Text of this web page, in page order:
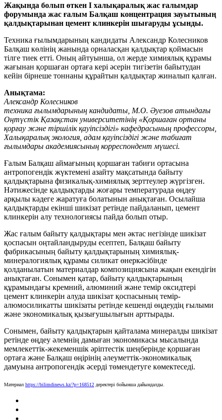
Жақында болып өткен І халықаралық жас ғалымдар
форумында жас ғалым Балқаш концентрация зауытының
қалдықтарынан цемент клинкерін шығаруды ұсынды.
Техника ғылымдарының кандидаты Александр Колесников
Балқаш көлінің жанында орналасқан қалдықтар қоймасын
тілге тиек етті. Оның айтуынша, ол жерде химиялық құрамы
жағынан қоршаған ортаға кері әсерін тигізетін байытудан
кейін бірнеше тоннаны құрайтын қалдықтар жиналып қалған.
Анықтама:
Александр Колесников
техника ғылымдарының кандидаты, М.О. Әуезов атындағы
Оңтүстік Қазақстан университетінің «Қоршаған ортаны
қорғау және тіршілік қауіпсіздігі» кафедрасының профессоры,
Халықаралық экология, адам қауіпсіздігі және табиғат
ғылымдары академиясының корреспондент мүшесі.
Ғалым Балқаш аймағының қоршаған табиғи ортасына
антропогендік жүктемені азайту мақсатында байыту
қалдықтарына физикалық-химиялық зерттеулер жүргізген.
Нәтижесінде қалдықтарды жоғары температурада өңдеу
арқылы кәдеге жаратуға болатынын анықтаған. Осылайша
қалдықтарды екінші шикізат ретінде пайдаланып, цемент
клинкерін алу технологиясы пайда болып отыр.
Жас ғалым байыту қалдықтары мен әктас негізінде шикізат
қоспасын оңтайландыруды есептеп, Балқаш байыту
фабрикасының байыту қалдықтарының химиялық-
минералогиялық құрамы силикат өнеркәсібінде
қолданылатын материалдар композициясына жақын екендігін
анықтаған. Сонымен қатар, байыту қалдықтарының
құрамындағы кремний, алюминий және темір оксидтері
цемент клинкерін алуда шикізат қоспасының темір-
алюмосиликатты шикізаты ретінде кешенді өңдеудің ғылыми
және экономикалық қызығушылығын арттырады.
Сонымен, байыту қалдықтарын қайталама минералды шикізат
ретінде өңдеу әлемнің дамыған экономикасы мысалында
мемлекеттік-жекеменшік әріптестік шеңберінде қоршаған
ортаға және Балқаш өңірінің әлеуметтік-экономикалық
дамуына антропогендік әсерді төмендетуге көмектеседі.
Материал https://bilimdinews.kz/?p=168512 деректері бойынша дайындалды.